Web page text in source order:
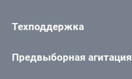
Техподдержка
Предвыборная агитация